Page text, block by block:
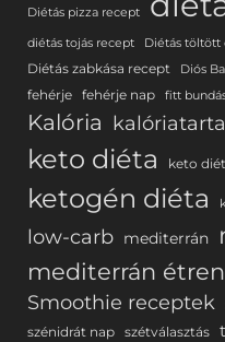
Diétás pizza recept
diétás tojás recept Diétás
Diétás zabkása recept Diós
fehérje fehérje nap fitt
Kalória
keto diéta keto
ketogén diéta
low-carb mediterrán
mediterrán
Smoothie receptek
szénidrát nap szétválasztás